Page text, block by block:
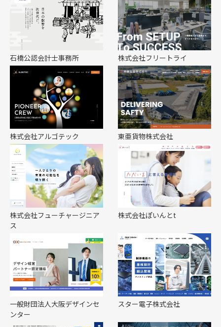
石橋公認会計士事務所 株式会社フリートライ
株式会社アルゴテック 東亜貨物株式会社
株式会社フューチャージニア
ス
株式会社ぽいんとt
一般財団法人大阪デザインセ
ンター
スター電子株式会社